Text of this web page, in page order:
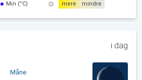
Min (°C) mere mindre
i dag
Måne